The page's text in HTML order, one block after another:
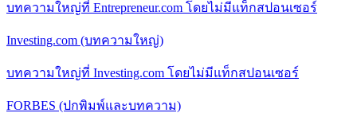
บทความใหญ่ที่ Entrepreneur.com โดยไม่มีแท็กสปอนเซอร์
Investing.com (บทความใหญ่)
บทความใหญ่ที่ Investing.com โดยไม่มีแท็กสปอนเซอร์
FORBES (ปกพิมพ์และบทความ)